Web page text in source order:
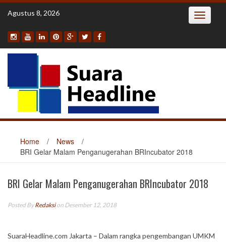
Skip
Agustus 8, 2026 Toggle
Home / News
/
BRI Gelar Malam Penganugerahan BRIncubator 2018
BRI Gelar Malam Penganugerahan BRIncubator 2018
Posted ByRedaksion Desember 12, 2018
SuaraHeadline.com Jakarta – Dalam rangka pengembangan UMKM